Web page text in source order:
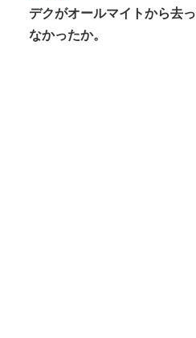
デクがオールマイトから去
なかったか。